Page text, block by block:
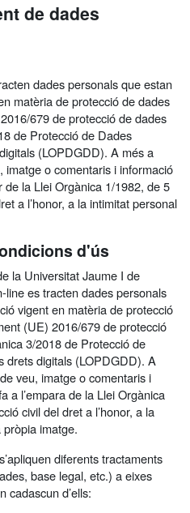
de dades
dades personals que estan
matèria de protecció de dades
679 de protecció de dades
de Protecció de Dades
(LOPDGDD). A més a
o comentaris i informació
de la Llei Orgànica 1/1982, de 5
a l’honor, a la intimitat personal
d'ús
la Universitat Jaume I de
es tracten dades personals
vigent en matèria de protecció
(UE) 2016/679 de protecció
3/2018 de Protecció de
drets digitals (LOPDGDD). A
veu, imatge o comentaris i
a l’empara de la Llei Orgànica
civil del dret a l’honor, a la
imatge.
diferents tractaments
base legal, etc.) a eixes
cadascun d’ells: